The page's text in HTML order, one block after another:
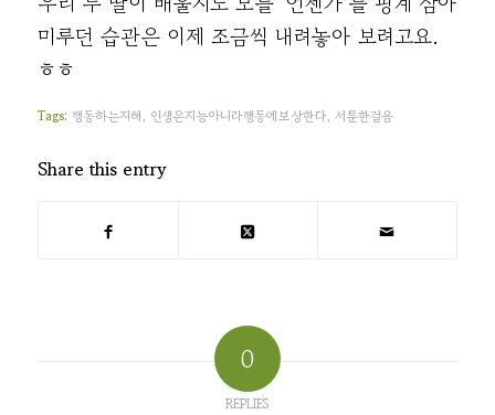
미루던 습관은 이제 조금씩 내려놓아 보려고요.
ㅎㅎ
Tags: 행동하는지해, 인생은지능아니라행동에보상한다, 서툰한걸음
Share this entry
0
REPLIES